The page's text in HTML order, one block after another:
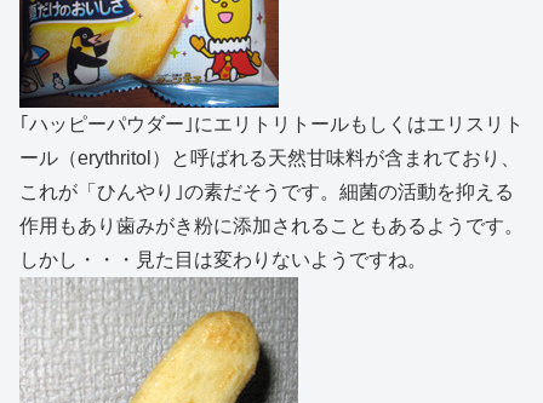
｢ハッピーパウダー｣にエリトリトールもしくはエリスリト
ール（erythritol）と呼ばれる天然甘味料が含まれており、
これが「ひんやり｣の素だそうです。細菌の活動を抑える
作用もあり歯みがき粉に添加されることもあるようです。
しかし・・・見た目は変わりないようですね。